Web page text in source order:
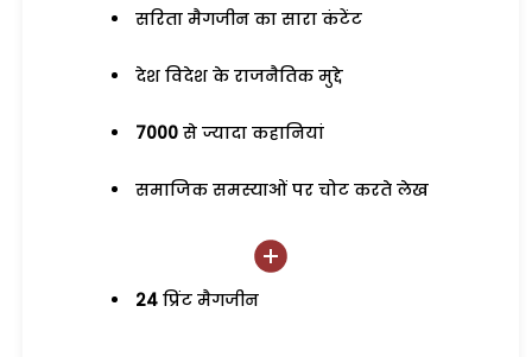
सरिता मैगजीन का सारा कंटेंट
देश विदेश के राजनैतिक मुद्दे
7000 से ज्यादा कहानियां
समाजिक समस्याओं पर चोट करते लेख
24 प्रिंट मैगजीन